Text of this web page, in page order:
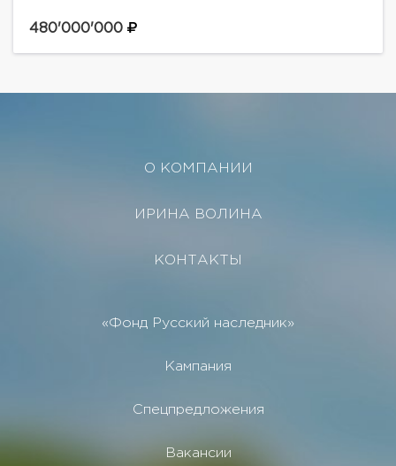
ландшафтные работы , высажены хвойные деревья.
480'000'000
О КОМПАНИИ
ИРИНА ВОЛИНА
КОНТАКТЫ
«Фонд Русский наследник»
Кампания
Спецпредложения
Вакансии